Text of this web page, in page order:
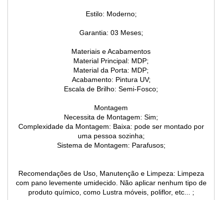
Estilo: Moderno;
Garantia: 03 Meses;
Materiais e Acabamentos
Material Principal: MDP;
Material da Porta: MDP;
Acabamento: Pintura UV;
Escala de Brilho: Semi-Fosco;
Montagem
Necessita de Montagem: Sim;
Complexidade da Montagem: Baixa: pode ser montado por
uma pessoa sozinha;
Sistema de Montagem: Parafusos;
Recomendações de Uso, Manutenção e Limpeza: Limpeza
com pano levemente umidecido. Não aplicar nenhum tipo de
produto químico, como Lustra móveis, poliflor, etc... ;